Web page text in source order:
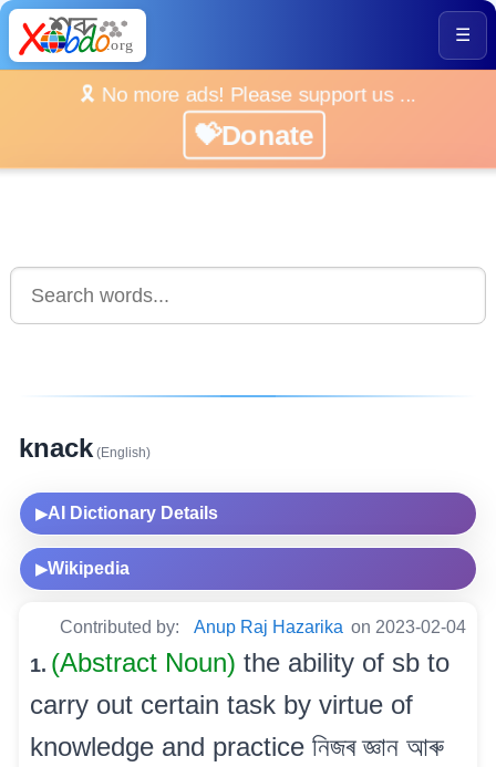
☰
🎗️ No more ads! Please support us ...
💝Donate
knack (English)
▶AI Dictionary Details
▶Wikipedia
Contributed by: Anup Raj Hazarika on 2023-02-04
1. (Abstract Noun) the ability of sb to
carry out certain task by virtue of
knowledge and practice নিজৰ জ্ঞান আৰু